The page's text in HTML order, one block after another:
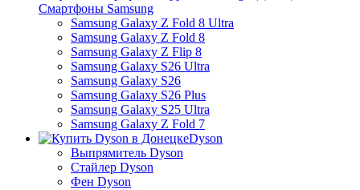
Смартфоны Samsung
Samsung Galaxy Z Fold 8 Ultra
Samsung Galaxy Z Fold 8
Samsung Galaxy Z Flip 8
Samsung Galaxy S26 Ultra
Samsung Galaxy S26
Samsung Galaxy S26 Plus
Samsung Galaxy S25 Ultra
Samsung Galaxy Z Fold 7
Dyson
Выпрямитель Dyson
Стайлер Dyson
Фен Dyson